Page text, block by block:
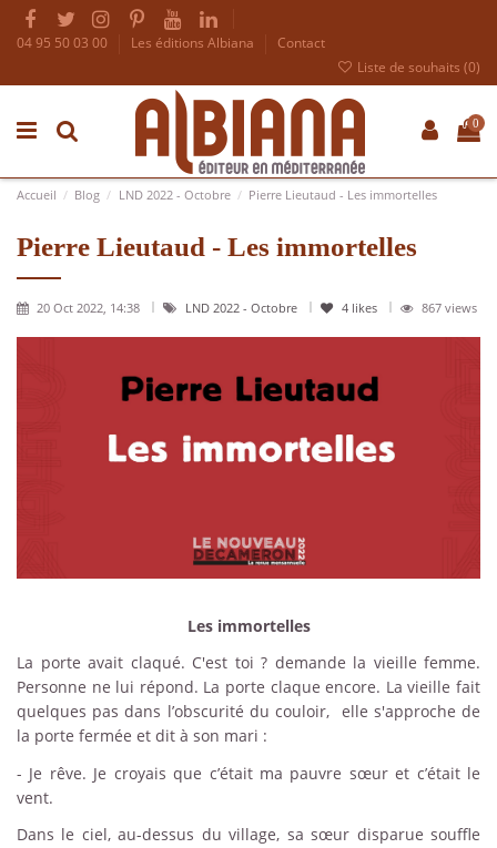
04 95 50 03 00 Les éditions Albiana
Contact
Liste de souhaits (0)
0
Accueil Blog LND 2022 - Octobre Pierre Lieutaud - Les immortelles
Pierre Lieutaud - Les immortelles
20 Oct 2022, 14:38 LND 2022 - Octobre 4 likes 867 views
Les immortelles
La porte avait claqué. C'est toi ? demande la vieille femme.
Personne ne lui répond. La porte claque encore. La vieille fait
quelques pas dans l’obscurité du couloir, elle s'approche de
la porte fermée et dit à son mari :
- Je rêve. Je croyais que c’était ma pauvre sœur et c’était le
vent.
Dans le ciel, au-dessus du village, sa sœur disparue souffle